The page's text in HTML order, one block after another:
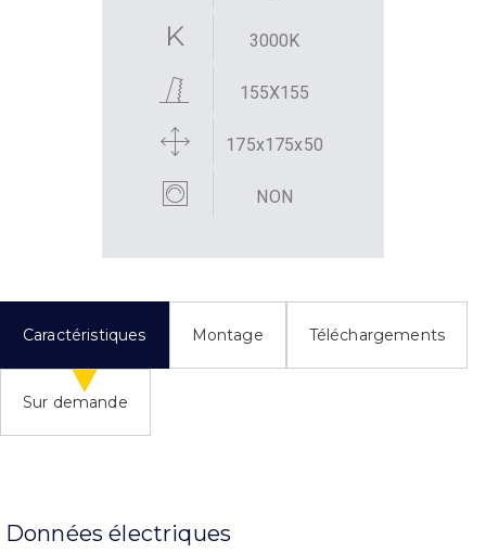
3000K
155X155
175x175x50
NON
Caractéristiques Montage Téléchargements
Sur demande
Données électriques